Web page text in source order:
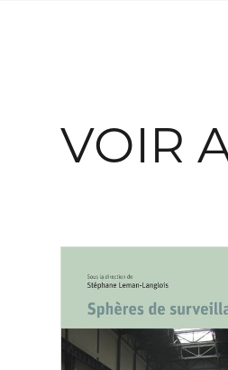
VOIR